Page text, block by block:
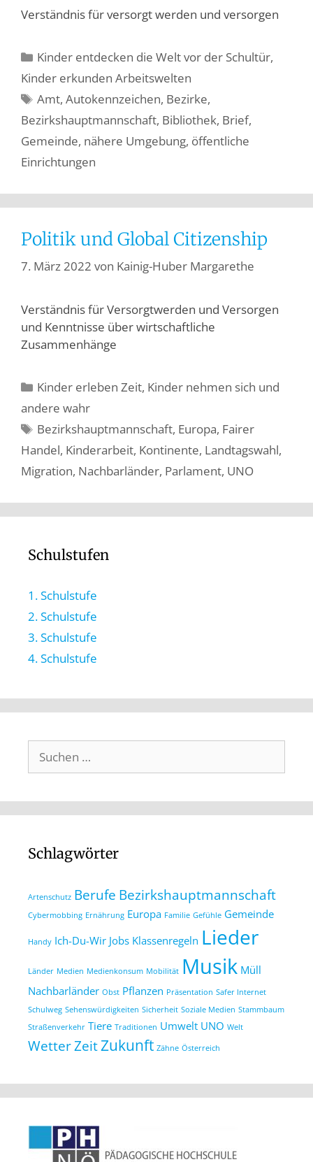
Verständnis für versorgt werden und versorgen
Kinder entdecken die Welt vor der Schultür,
Kinder erkunden Arbeitswelten
Amt,Autokennzeichen, Bezirke,
Bezirkshauptmannschaft, Bibliothek, Brief,
Gemeinde, nähere Umgebung, öffentliche
Einrichtungen
Politik und Global Citizenship
7. März 2022 von Kainig-Huber Margarethe
Verständnis für Versorgtwerden und Versorgen
und Kenntnisse über wirtschaftliche
Zusammenhänge
Kinder erleben Zeit, Kinder nehmen sich und
andere wahr
Bezirkshauptmannschaft, Europa, Fairer
Handel, Kinderarbeit, Kontinente, Landtagswahl,
Migration, Nachbarländer, Parlament, UNO
Schulstufen
1. Schulstufe
2. Schulstufe
3. Schulstufe
4. Schulstufe
Schlagwörter
Artenschutz Berufe Bezirkshauptmannschaft
Cybermobbing Ernährung Europa Familie Gefühle Gemeinde
Handy Ich-Du-Wir Jobs Klassenregeln Lieder
Länder Medien Medienkonsum Mobilität Musik Müll
Nachbarländer Obst Pflanzen Präsentation Safer Internet
Schulweg Sehenswürdigkeiten Sicherheit Soziale Medien Stammbaum
Straßenverkehr Tiere Traditionen Umwelt UNO Welt
WetterZeitZukunft Zähne Österreich